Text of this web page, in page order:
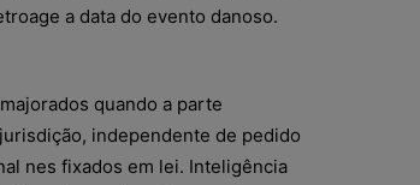
a data do evento danoso.
quando a parte
independente de pedido
nes fixados em lei. Inteligência